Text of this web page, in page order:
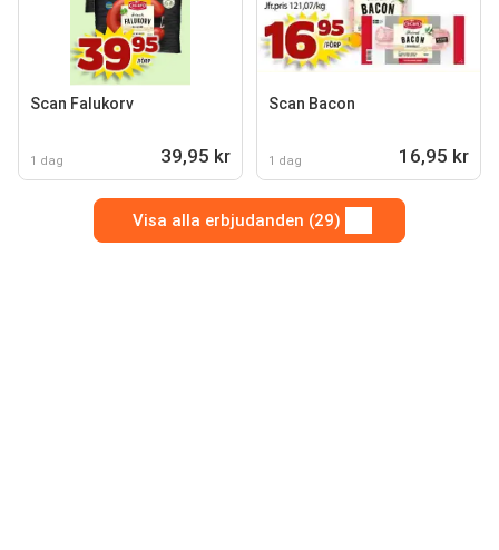
Scan Falukorv
1 dag 39,95 kr
Scan Bacon
1 dag 16,95 kr
Visa alla erbjudanden (29)